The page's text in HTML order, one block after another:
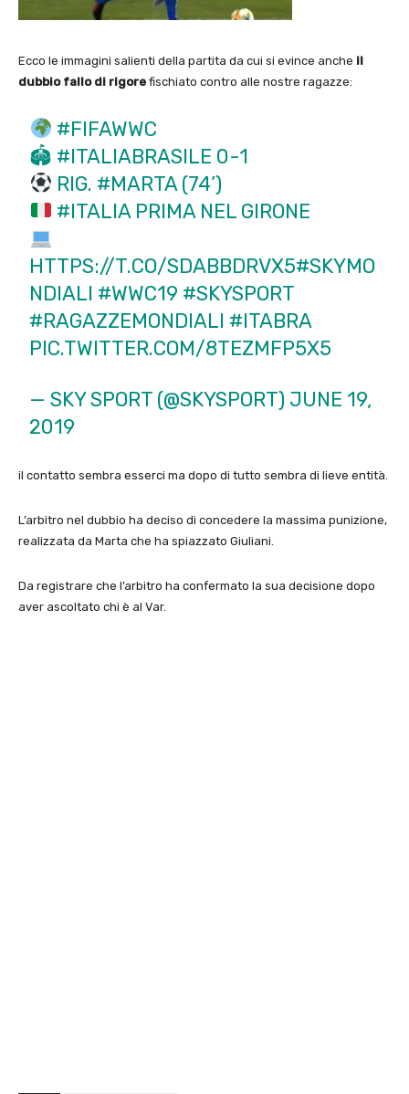
Ecco le immagini salienti della partita da cui si evince anche il
dubbio fallo di rigore fischiato contro alle nostre ragazze:
#FIFAWWC
🏟 #ITALIABRASILE 0-1
RIG. #MARTA(74’)
#ITALIAPRIMA NEL GIRONE
HTTPS://T.CO/SDABBDRVX5#SKYMO
NDIALI #WWC19 #SKYSPORT
#RAGAZZEMONDIALI #ITABRA
PIC.TWITTER.COM/8TEZMFP5X5
— SKY SPORT (@SKYSPORT) JUNE 19,
2019
il contatto sembra esserci ma dopo di tutto sembra di lieve entità.
L’arbitro nel dubbio ha deciso di concedere la massima punizione,
realizzata da Marta che ha spiazzato Giuliani.
Da registrare che l’arbitro ha confermato la sua decisione dopo
aver ascoltato chi è al Var.